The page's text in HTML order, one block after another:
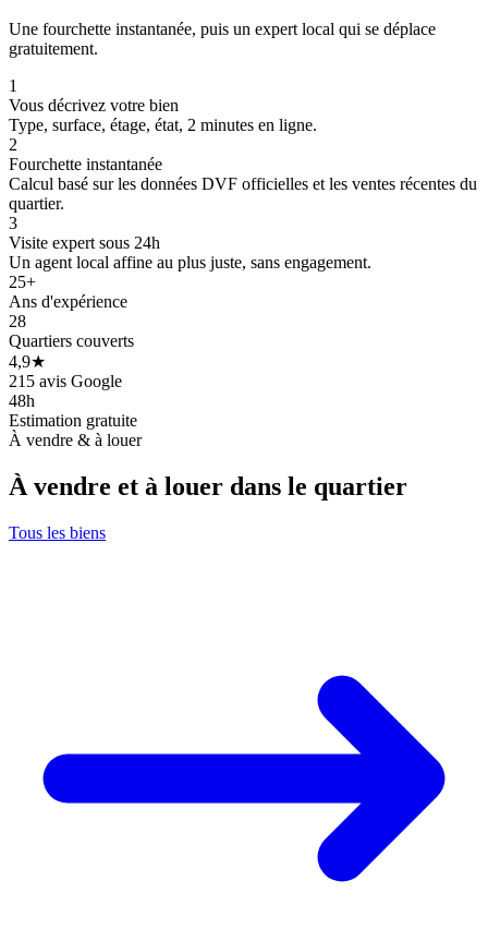
Une fourchette instantanée, puis un expert local qui se déplace
gratuitement.
1
Vous décrivez votre bien
Type, surface, étage, état, 2 minutes en ligne.
2
Fourchette instantanée
Calcul basé sur les données DVF officielles et les ventes récentes du
quartier.
3
Visite expert sous 24h
Un agent local affine au plus juste, sans engagement.
25+
Ans d'expérience
28
Quartiers couverts
4,9★
215 avis Google
48h
Estimation gratuite
À vendre & à louer
À vendre et à louer dans le quartier
Tous les biens